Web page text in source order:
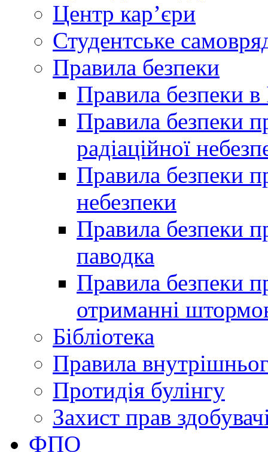
Центр кар’єри
Студентське
Правила безпеки
Правила безпеки в
Правила безпеки
радіаційної
Правила безпеки
небезпеки
Правила безпеки
паводка
Правила безпеки
отриманні
Бібліотека
Правила
Протидія булінгу
Захист прав
ФПО